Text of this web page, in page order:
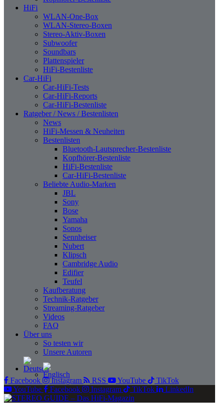
HiFi
WLAN-One-Box
WLAN-Stereo-Boxen
Stereo-Aktiv-Boxen
Subwoofer
Soundbars
Plattenspieler
HiFi-Bestenliste
Car-HiFi
Car-HiFi-Tests
Car-HiFi-Reports
Car-HiFi-Bestenliste
Ratgeber / News / Bestenlisten
News
HiFi-Messen & Neuheiten
Bestenlisten
Bluetooth-Lautsprecher-Bestenliste
Kopfhörer-Bestenliste
HiFi-Bestenliste
Car-HiFi-Bestenliste
Beliebte Audio-Marken
JBL
Sony
Bose
Yamaha
Sonos
Sennheiser
Nubert
Klipsch
Cambridge Audio
Edifier
Teufel
Kaufberatung
Technik-Ratgeber
Streaming-Ratgeber
Videos
FAQ
Über uns
So testen wir
Unsere Autoren
Facebook Instagram RSS YouTube
TikTok
YouTube
Facebook Instagram TikTok LinkedIn